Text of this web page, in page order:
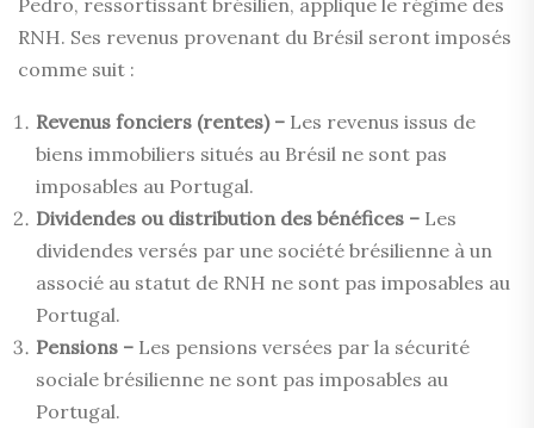
Pedro, ressortissant brésilien, applique le régime des
RNH. Ses revenus provenant du Brésil seront imposés
comme suit :
Revenus fonciers (rentes) – Les revenus issus de
biens immobiliers situés au Brésil ne sont pas
imposables au Portugal.
Dividendes ou distribution des bénéfices – Les
dividendes versés par une société brésilienne à un
associé au statut de RNH ne sont pas imposables au
Portugal.
Pensions – Les pensions versées par la sécurité
sociale brésilienne ne sont pas imposables au
Portugal.